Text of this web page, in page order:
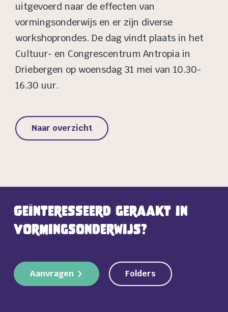
uitgevoerd naar de effecten van
vormingsonderwijs en er zijn diverse
workshoprondes. De dag vindt plaats in het
Cultuur- en Congrescentrum Antropia in
Driebergen op woensdag 31 mei van 10.30-
16.30 uur.
Naar overzicht
Geïnteresseerd geraakt in
vormingsonderwijs?
Aanvragen Folders